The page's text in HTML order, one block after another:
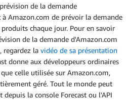
de la demande
Amazon.com de prévoir la demande
chaque jour. Pour en savoir
de la demande d'Amazon.com
regardez la vidéo de sa présentation
donne aux développeurs ordinaires
celle utilisée sur Amazon.com,
géré. Tout le monde peut
la console Forecast ou l'API